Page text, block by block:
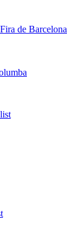
de Barcelona